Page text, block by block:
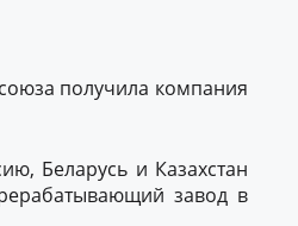
получила компания
Беларусь и Казахстан
завод в